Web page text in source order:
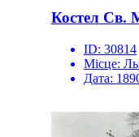
Костел Св.
ID: 30814
Місце:
Дата: